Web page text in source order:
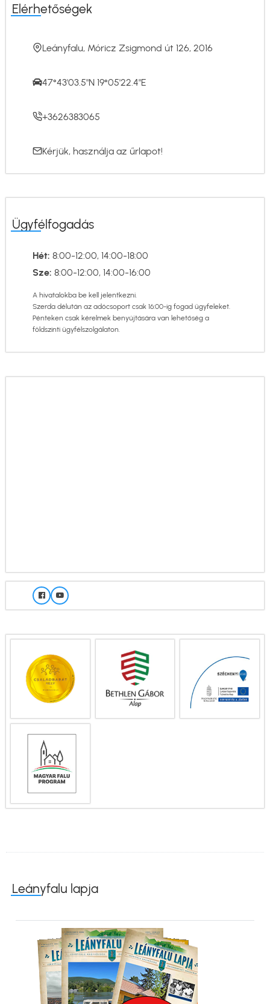
Elérhetőségek
Leányfalu, Móricz Zsigmond út 126, 2016
47°43'03.5"N 19°05'22.4"E
+3626383065
Kérjük, használja az űrlapot!
Ügyfélfogadás
Hét: 8:00-12:00, 14:00-18:00
Sze: 8:00-12:00, 14:00-16:00
A hivatalokba be kell jelentkezni.
Szerda délután az adócsoport csak 16:00-ig fogad ügyfeleket.
Pénteken csak kérelmek benyújtására van lehetőség a
földszinti ügyfélszolgálaton.
Leányfalu lapja